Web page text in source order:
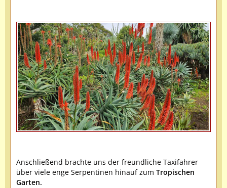
Anschließend brachte uns der freundliche Taxifahrer
über viele enge Serpentinen hinauf zum Tropischen
Garten.